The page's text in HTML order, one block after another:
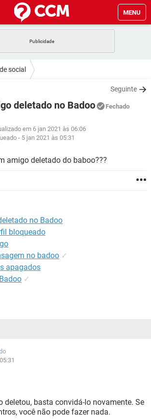
MENU
GMAIL
GMAIL
WHATSAPP
EXCEL
GMAIL
WHATSAPP
EXCEL
WHATSAPP
social
Seguinte
deletado no Badoo Fechado
em 6 jan 2021 às 06:06
- 5 jan 2021 às 05:31
amigo deletado do baboo???
no Badoo
bloqueado
no badoo ✓
apagados
✓
deletou, basta convidá-lo novamente. Se
você não pode fazer nada.